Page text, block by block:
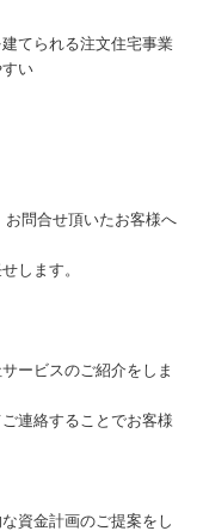
てられる注文住宅事業
い
問合せ頂いたお客様へ
します。
ービスのご紹介をしま
連絡することでお客様
資金計画のご提案をし